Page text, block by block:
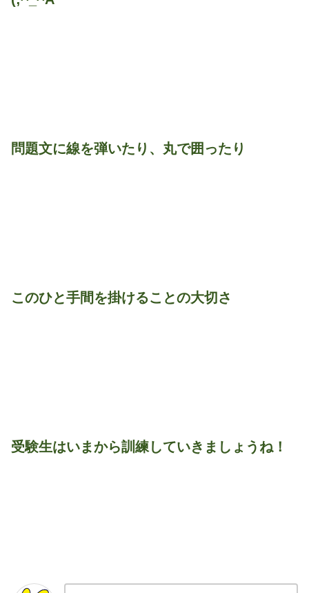
問題文に線を弾いたり、丸で囲ったり
このひと手間を掛けることの大切さ
受験生はいまから訓練していきましょうね！